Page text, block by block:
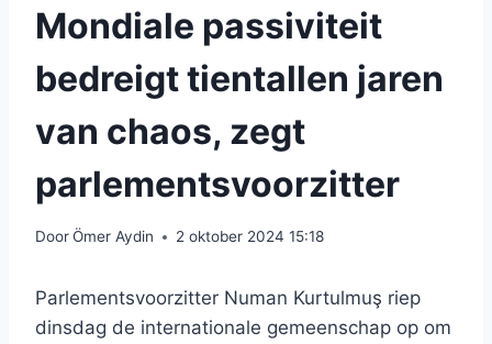
Mondiale passiviteit
bedreigt tientallen jaren
van chaos, zegt
parlementsvoorzitter
DoorÖmer Aydin 2 oktober 2024 15:18
Parlementsvoorzitter Numan Kurtulmuş riep
dinsdag de internationale gemeenschap op om